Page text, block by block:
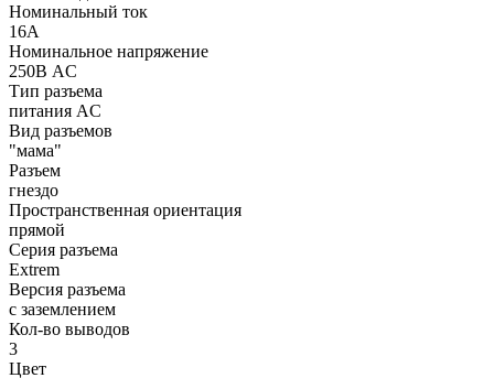
Номинальный ток
16А
Номинальное напряжение
250В AC
Тип разъема
питания AC
Вид разъемов
"мама"
Разъем
гнездо
Пространственная ориентация
прямой
Серия разъема
Extrem
Версия разъема
с заземлением
Кол-во выводов
3
Цвет